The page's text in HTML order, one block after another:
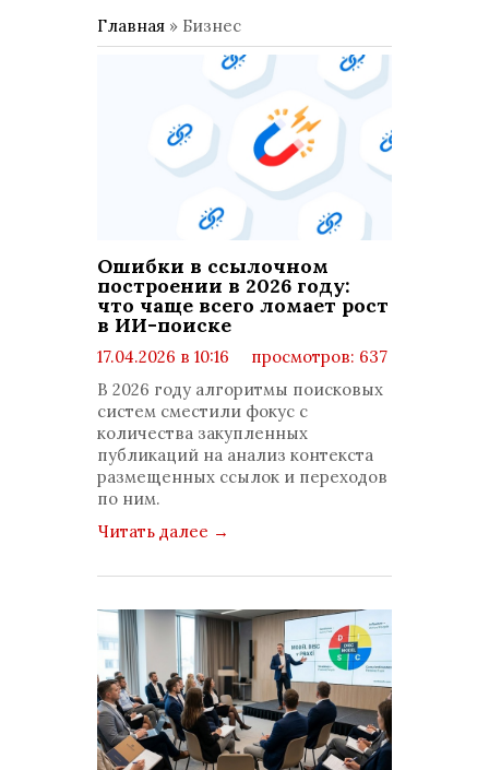
Главная » Бизнес
Ошибки в ссылочном
построении в 2026 году:
что чаще всего ломает рост
в ИИ-поиске
17.04.2026 в 10:16
просмотров: 637
комментариев: 0
В 2026 году алгоритмы поисковых
систем сместили фокус с
количества закупленных
публикаций на анализ контекста
размещенных ссылок и переходов
по ним.
Читать далее →